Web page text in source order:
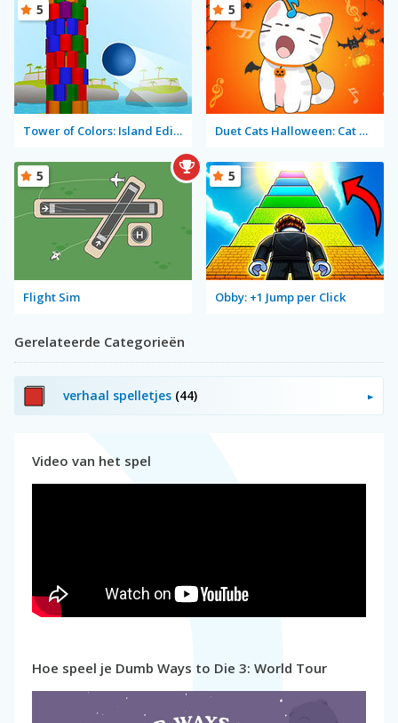
Tower of Colors: Island Edition
5
Duet Cats Halloween: Cat Music
5
Flight Sim
5
Obby: +1 Jump per Click
5
Gerelateerde Categorieën
verhaal spelletjes (44)
Video van het spel
Hoe speel je Dumb Ways to Die 3: World Tour